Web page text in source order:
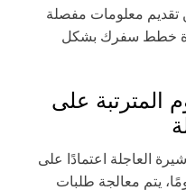
تقديم معلومات مفصلة
خطط سفرك بشكل
المترتبة على
العاجلة اعتمادًا على
يتم معالجة طلبات